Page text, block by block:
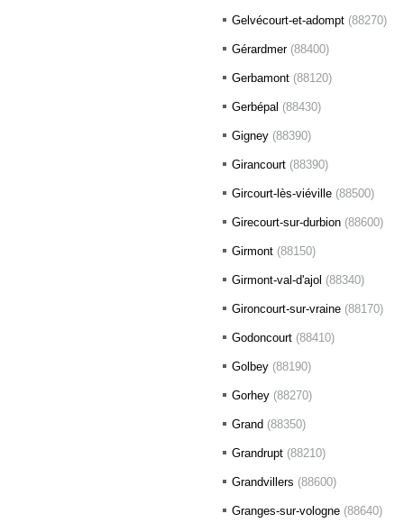
Gelvécourt-et-adompt (88270)
Gérardmer (88400)
Gerbamont (88120)
Gerbépal (88430)
Gigney (88390)
Girancourt (88390)
Gircourt-lès-viéville (88500)
Girecourt-sur-durbion (88600)
Girmont (88150)
Girmont-val-d'ajol (88340)
Gironcourt-sur-vraine (88170)
Godoncourt (88410)
Golbey (88190)
Gorhey (88270)
Grand (88350)
Grandrupt (88210)
Grandvillers (88600)
Granges-sur-vologne (88640)